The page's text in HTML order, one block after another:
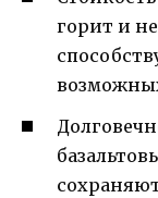
горит и